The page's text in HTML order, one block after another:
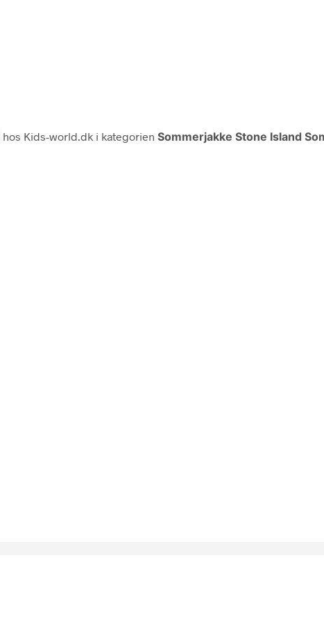
hos Kids-world.dk i kategorien Sommerjakke Stone Island